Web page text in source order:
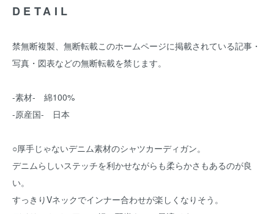
DETAIL
禁無断複製、無断転載このホームページに掲載されている記事・
写真・図表などの無断転載を禁じます。
-素材- 綿100%
-原産国- 日本
○厚手じゃないデニム素材のシャツカーディガン。
デニムらしいステッチを利かせながらも柔らかさもあるのが良
い。
すっきりVネックでインナー合わせが楽しくなりそう。